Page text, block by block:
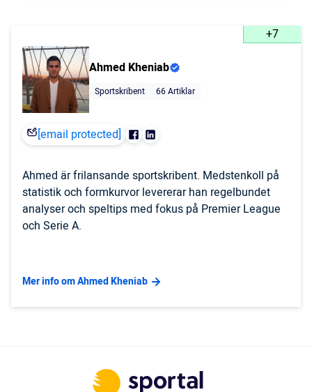
+7
Ahmed Kheniab
Sportskribent 66 Artiklar
[email protected]
Ahmed är frilansande sportskribent. Medstenkoll på
statistik och formkurvor levererar han regelbundet
analyser och speltips med fokus på Premier League
och Serie A.
Mer info om Ahmed Kheniab